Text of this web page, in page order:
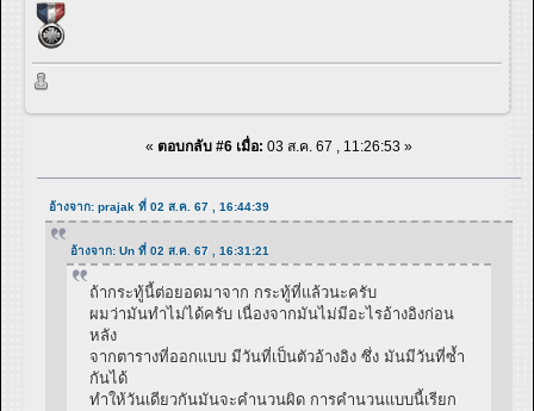
« ตอบกลับ #6 เมื่อ: 03 ส.ค. 67 , 11:26:53 »
อ้างจาก: prajak ที่ 02 ส.ค. 67 , 16:44:39
อ้างจาก: Un ที่ 02 ส.ค. 67 , 16:31:21
ถ้ากระทู้นี้ต่อยอดมาจาก กระทู้ที่แล้วนะครับ
ผมว่ามันทำไม่ได้ครับ เนื่องจากมันไม่มีอะไรอ้างอิงก่อน
หลัง
จากตารางที่ออกแบบ มีวันที่เป็นตัวอ้างอิง ซึ่ง มันมีวันที่ซ้ำ
กันได้
ทำให้วันเดียวกันมันจะคำนวนผิด การคำนวนแบบนี้เรียก